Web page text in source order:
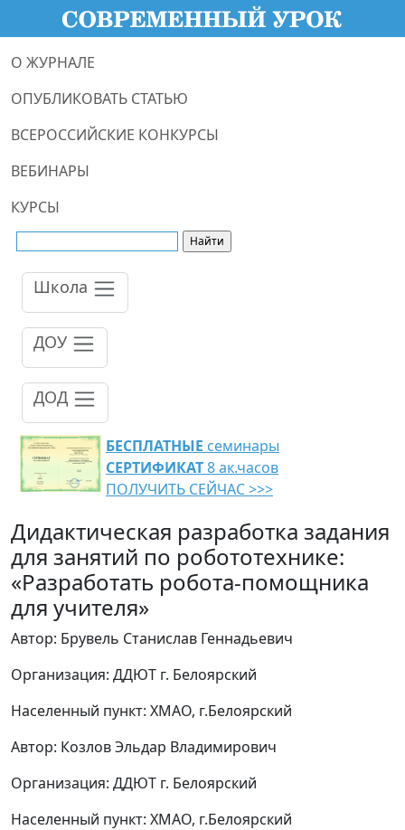
О ЖУРНАЛЕ
ОПУБЛИКОВАТЬ СТАТЬЮ
ВСЕРОССИЙСКИЕ КОНКУРСЫ
ВЕБИНАРЫ
КУРСЫ
Школа
ДОУ
ДОД
БЕСПЛАТНЫЕ семинары
СЕРТИФИКАТ8 ак.часов
ПОЛУЧИТЬ СЕЙЧАС >>>
Дидактическая разработка задания
для занятий по робототехнике:
«Разработать робота-помощника
для учителя»
Автор: Брувель Станислав Геннадьевич
Организация: ДДЮТ г. Белоярский
Населенный пункт: ХМАО, г.Белоярский
Автор: Козлов Эльдар Владимирович
Организация: ДДЮТ г. Белоярский
Населенный пункт: ХМАО, г.Белоярский